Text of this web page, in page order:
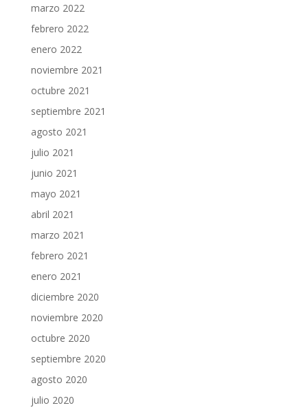
marzo 2022
febrero 2022
enero 2022
noviembre 2021
octubre 2021
septiembre 2021
agosto 2021
julio 2021
junio 2021
mayo 2021
abril 2021
marzo 2021
febrero 2021
enero 2021
diciembre 2020
noviembre 2020
octubre 2020
septiembre 2020
agosto 2020
julio 2020